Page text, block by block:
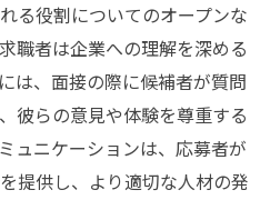
る役割についてのオープンな
職者は企業への理解を深める
は、面接の際に候補者が質問
彼らの意見や体験を尊重する
ュニケーションは、応募者が
提供し、より適切な人材の発